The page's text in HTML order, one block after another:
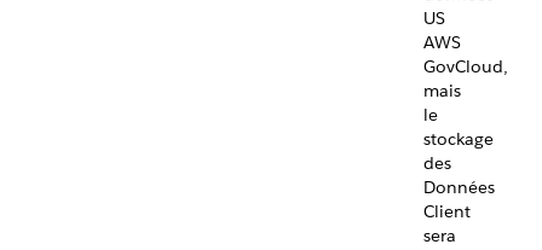
US
AWS
GovCloud,
mais
le
stockage
des
Données
Client
sera